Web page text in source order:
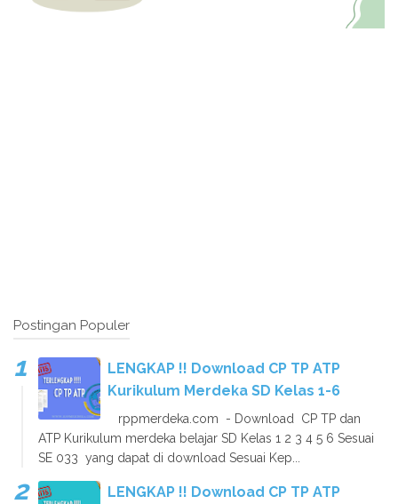
Postingan Populer
LENGKAP !! Download CP TP ATP
Kurikulum Merdeka SD Kelas 1-6
rppmerdeka.com - Download CP TP dan
ATP Kurikulum merdeka belajar SD Kelas 1 2 3 4 5 6 Sesuai
SE 033 yang dapat di download Sesuai Kep...
LENGKAP !! Download CP TP ATP